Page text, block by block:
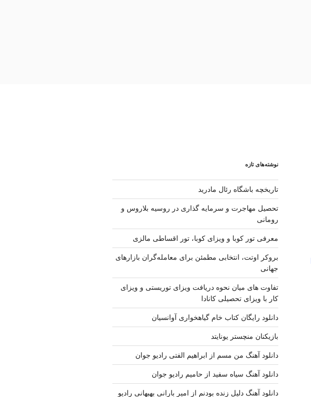
نوشته‌های تازه
تاریخچه باشگاه رئال مادرید
تحصیل مهاجرت و سرمایه گذاری در روسیه بلاروس و
رومانی
معرفی تور کوبا و ویزای کوبا، تور اقساطی مالزی
بروکر اوتت، انتخابی مطمئن برای معامله‌گران بازارهای
جهانی
تفاوت های میان نحوه دریافت ویزای توریستی و ویزای
کار با ویزای تحصیلی کانادا
دانلود رایگان کتاب خام گیاهخواری آوانسیان
بازیکنان منچستر یونایتد
دانلود آهنگ من مسم از ابراهیم الفتی رادیو جوان
دانلود آهنگ سیاه سفید از حامیم رادیو جوان
دانلود آهنگ دلیل زنده بودنم از امیر بارانی بهبهانی رادیو